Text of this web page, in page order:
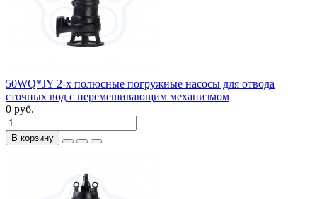
50WQ*JY 2-х полюсные погружные насосы для отвода
сточных вод с перемешивающим механизмом
0 руб.
В корзину